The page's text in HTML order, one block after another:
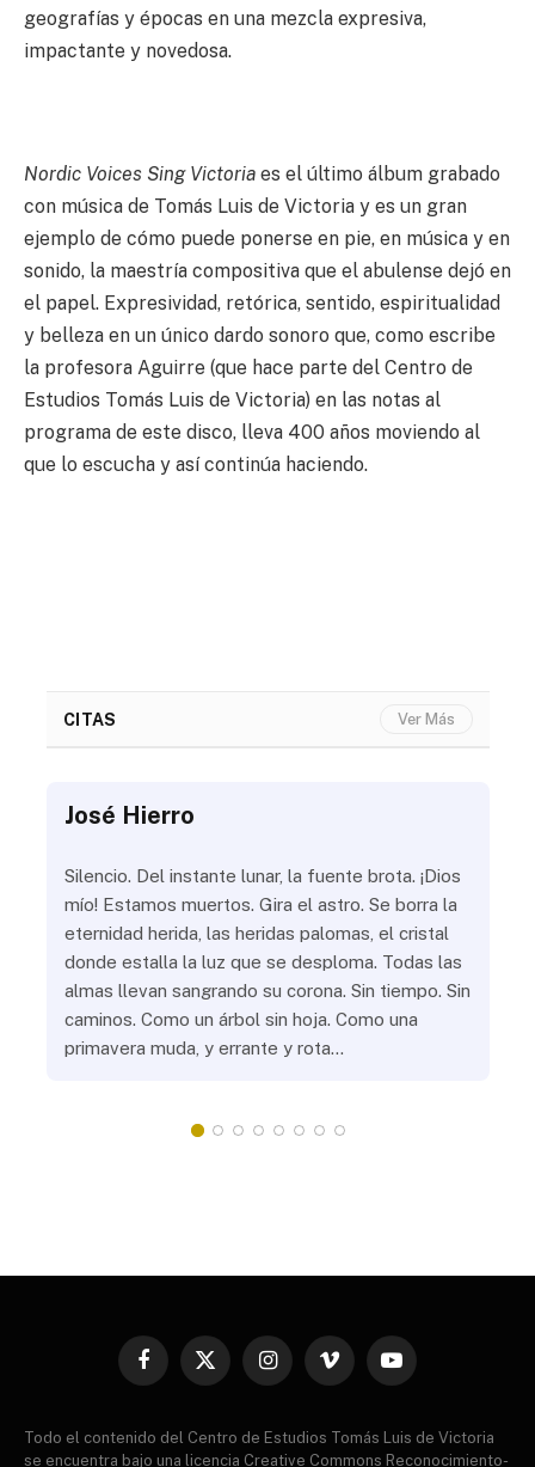
geografías y épocas en una mezcla expresiva,
impactante y novedosa.
Nordic Voices Sing Victoria es el último álbum grabado
con música de Tomás Luis de Victoria y es un gran
ejemplo de cómo puede ponerse en pie, en música y en
sonido, la maestría compositiva que el abulense dejó en
el papel. Expresividad, retórica, sentido, espiritualidad
y belleza en un único dardo sonoro que, como escribe
la profesora Aguirre (que hace parte del Centro de
Estudios Tomás Luis de Victoria) en las notas al
programa de este disco, lleva 400 años moviendo al
que lo escucha y así continúa haciendo.
CITAS Ver Más
José Hierro
Silencio. Del instante lunar, la fuente brota. ¡Dios
mío! Estamos muertos. Gira el astro. Se borra la
eternidad herida, las heridas palomas, el cristal
donde estalla la luz que se desploma. Todas las
almas llevan sangrando su corona. Sin tiempo. Sin
caminos. Como un árbol sin hoja. Como una
primavera muda, y errante y rota…
Facebook
X
InstagramVimeo YouTube
Todo el contenido del Centro de Estudios Tomás Luis de Victoria
se encuentra bajo una licencia Creative Commons Reconocimiento-